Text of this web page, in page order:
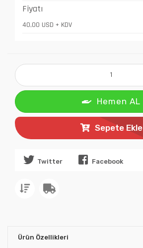
Fiyatı
40,00 USD + KDV
Hemen AL
Sepete Ekle
Twitter Facebook
Ürün Özellikleri